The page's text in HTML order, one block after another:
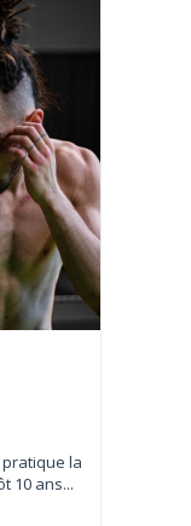
pratique la
10 ans...